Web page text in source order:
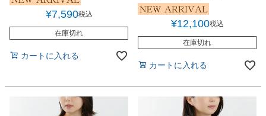
¥7,590税込
在庫切れ
カートに入れる
¥12,100税込
在庫切れ
カートに入れる